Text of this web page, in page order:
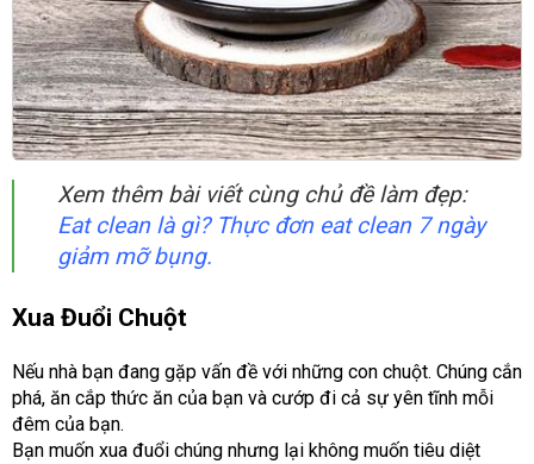
Xem thêm bài viết cùng chủ đề làm đẹp:
Eat clean là gì? Thực đơn eat clean 7 ngày
giảm mỡ bụng.
Xua Đuổi Chuột
Nếu nhà bạn đang gặp vấn đề với những con chuột. Chúng cắn
phá, ăn cắp thức ăn của bạn và cướp đi cả sự yên tĩnh mỗi
đêm của bạn.
Bạn muốn xua đuổi chúng nhưng lại không muốn tiêu diệt